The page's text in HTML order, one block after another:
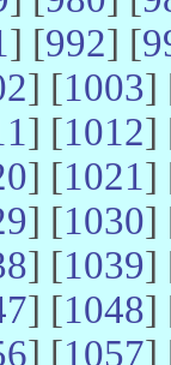
] [992] [
] [1003]
] [1012]
] [1021]
] [1030]
] [1039]
] [1048]
] [1057]